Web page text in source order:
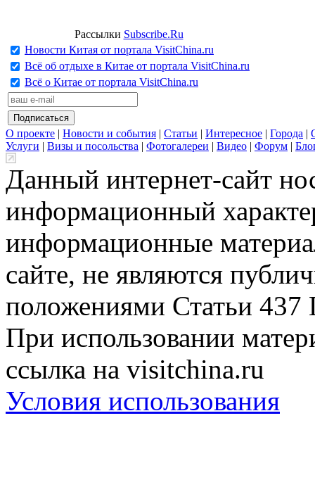
Рассылки Subscribe.Ru
Новости Китая от портала VisitChina.ru
Всё об отдыхе в Китае от портала VisitChina.ru
Всё о Китае от портала VisitChina.ru
О проекте | Новости и события | Статьи | Интересное | Города |
Услуги | Визы и посольства | Фотогалереи | Видео | Форум |
Данный интернет-сайт
информационный
информационные
сайте, не являются
положениями Статьи 437
При использовании
ссылка на visitchina.ru
Условия использования